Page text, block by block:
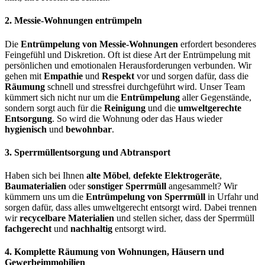
2. Messie-Wohnungen entrümpeln
Die Entrümpelung von Messie-Wohnungen erfordert besonderes
Feingefühl und Diskretion. Oft ist diese Art der Entrümpelung mit
persönlichen und emotionalen Herausforderungen verbunden. Wir
gehen mit Empathie und Respekt vor und sorgen dafür, dass die
Räumung schnell und stressfrei durchgeführt wird. Unser Team
kümmert sich nicht nur um die Entrümpelung aller Gegenstände,
sondern sorgt auch für die Reinigung und die umweltgerechte
Entsorgung. So wird die Wohnung oder das Haus wieder
hygienisch und bewohnbar.
3. Sperrmüllentsorgung und Abtransport
Haben sich bei Ihnen alte Möbel, defekte Elektrogeräte,
Baumaterialien odersonstiger Sperrmüll angesammelt? Wir
kümmern uns um die Entrümpelung von Sperrmüll in Urfahr und
sorgen dafür, dass alles umweltgerecht entsorgt wird. Dabei trennen
wirrecycelbare Materialien und stellen sicher, dass der Sperrmüll
fachgerecht und nachhaltig entsorgt wird.
4. Komplette Räumung von Wohnungen, Häusern und
Gewerbeimmobilien